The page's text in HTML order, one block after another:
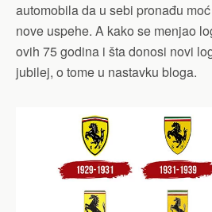
automobila da u sebi pronađu
nove uspehe. A kako se menjao
ovih 75 godina i šta donosi novi
jubilej, o tome u nastavku bloga.